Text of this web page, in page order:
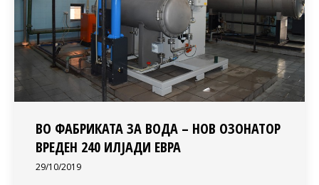
ВО ФАБРИКАТА ЗА ВОДА – НОВ ОЗОНАТОР
ВРЕДЕН 240 ИЛЈАДИ ЕВРА
29/10/2019